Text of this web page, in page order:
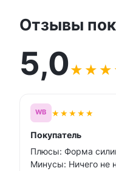
Отзывы
5,0★ ★ ★
WB ★★★★★
Покупатель
Плюсы: Форма
Минусы: Ничего не